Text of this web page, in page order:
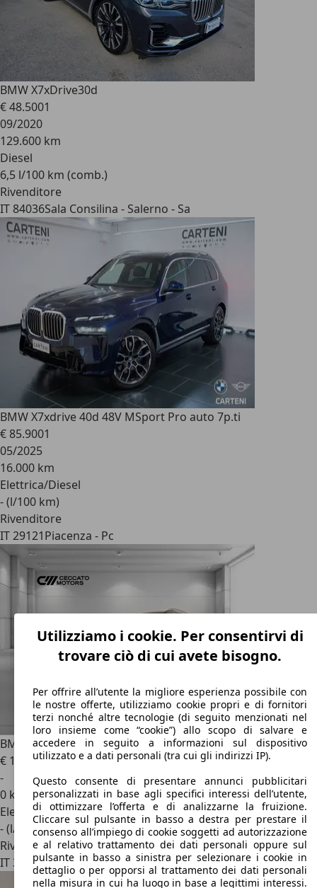
BMW X7xDrive30d
€ 48.5001
09/2020
129.600 km
Diesel
6,5 l/100 km (comb.)
Rivenditore
IT 84036Sala Consilina - Salerno - Sa
BMW X7xdrive 40d 48V MSport Pro auto 7p.ti
€ 85.9001
05/2025
16.000 km
Elettrica/Diesel
- (l/100 km)
Rivenditore
IT 29121Piacenza - Pc
BMW X7xdrive40d mhev 48V auto 6p.ti
€ 109.9001
-
0 km
Elettrica/Diesel
- (l/100 km)
Rivenditore
IT 35131Padova - Pd
Utilizziamo i cookie. Per consentirvi di
trovare ciò di cui avete bisogno.
Per offrire all’utente la migliore esperienza possibile con
le nostre offerte, utilizziamo cookie propri e di fornitori
terzi nonché altre tecnologie (di seguito menzionati nel
loro insieme come “cookie”) allo scopo di salvare e
accedere in seguito a informazioni sul dispositivo
utilizzato e a dati personali (tra cui gli indirizzi IP).
Questo consente di presentare annunci pubblicitari
personalizzati in base agli specifici interessi dell’utente,
di ottimizzare l’offerta e di analizzarne la fruizione.
Cliccare sul pulsante in basso a destra per prestare il
consenso all’impiego di cookie soggetti ad autorizzazione
e al relativo trattamento dei dati personali oppure sul
pulsante in basso a sinistra per selezionare i cookie in
dettaglio o per opporsi al trattamento dei dati personali
nella misura in cui ha luogo in base a legittimi interessi.